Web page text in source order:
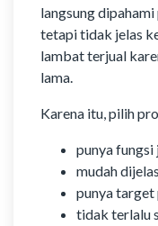
langsung
tetapi tidak jelas
lambat terjual
lama.
Karena itu, pilih
punya fungsi
mudah
punya target
tidak terlalu